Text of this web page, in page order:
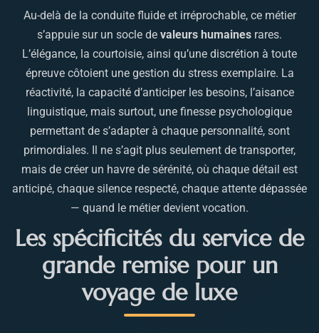
Au-delà de la conduite fluide et irréprochable, ce métier
s’appuie sur un socle de valeurs humaines rares.
L’élégance, la courtoisie, ainsi qu’une discrétion à toute
épreuve côtoient une gestion du stress exemplaire. La
réactivité, la capacité d’anticiper les besoins, l’aisance
linguistique, mais surtout, une finesse psychologique
permettant de s’adapter à chaque personnalité, sont
primordiales. Il ne s’agit plus seulement de transporter,
mais de créer un havre de sérénité, où chaque détail est
anticipé, chaque silence respecté, chaque attente dépassée
— quand le métier devient vocation.
Les spécificités du service de
grande remise pour un
voyage de luxe